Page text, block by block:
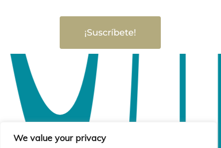
We value your privacy
¡Suscríbete!